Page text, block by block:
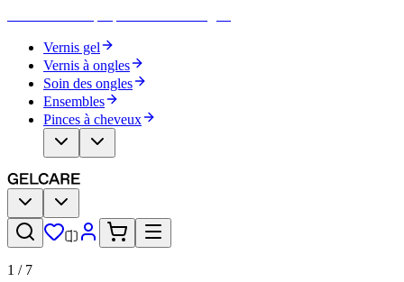
Vernis gel
Vernis à ongles
Soin des ongles
Ensembles
Pinces à cheveux
1 / 7